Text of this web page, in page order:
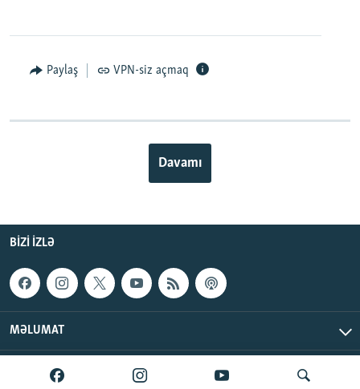
Paylaş VPN-siz açmaq
Davamı
BIZI IZLƏ
MƏLUMAT
AzadlıqRadiosu © 2026 Inc. | Bütün hüquqlar qorunur